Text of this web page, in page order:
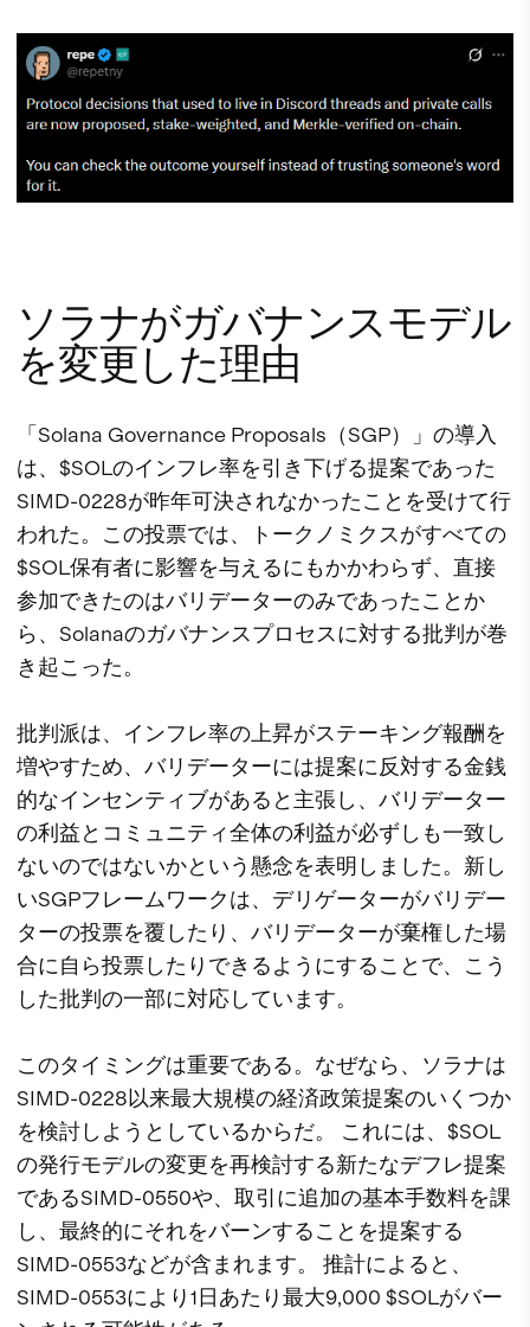
ソラナがガバナンスモデル
を変更した理由
「Solana Governance Proposals（SGP）」の導入
は、$SOLのインフレ率を引き下げる提案であった
SIMD-0228が昨年可決されなかったことを受けて行
われた。この投票では、トークノミクスがすべての
$SOL保有者に影響を与えるにもかかわらず、直接
参加できたのはバリデーターのみであったことか
ら、Solanaのガバナンスプロセスに対する批判が巻
き起こった。
批判派は、インフレ率の上昇がステーキング報酬を
増やすため、バリデーターには提案に反対する金銭
的なインセンティブがあると主張し、バリデーター
の利益とコミュニティ全体の利益が必ずしも一致し
ないのではないかという懸念を表明しました。新し
いSGPフレームワークは、デリゲーターがバリデー
ターの投票を覆したり、バリデーターが棄権した場
合に自ら投票したりできるようにすることで、こう
した批判の一部に対応しています。
このタイミングは重要である。なぜなら、ソラナは
SIMD-0228以来最大規模の経済政策提案のいくつか
を検討しようとしているからだ。 これには、$SOL
の発行モデルの変更を再検討する新たなデフレ提案
であるSIMD-0550や、取引に追加の基本手数料を課
し、最終的にそれをバーンすることを提案する
SIMD-0553などが含まれます。 推計によると、
SIMD-0553により1日あたり最大9,000 $SOLがバー